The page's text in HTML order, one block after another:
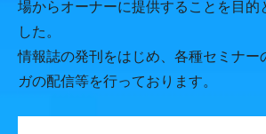
場からオーナーに提供することを目的
した。
情報誌の発刊をはじめ、各種セミナー
ガの配信等を行っております。